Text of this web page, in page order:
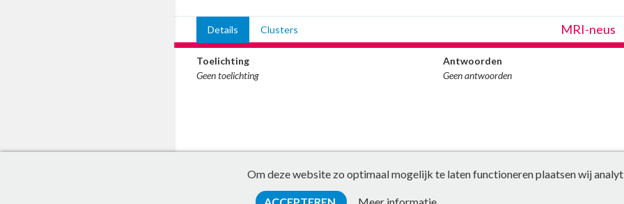
Details Clusters MRI-neus
Toelichting
Geen toelichting
Antwoorden
Geen antwoorden
Om deze website zo optimaal mogelijk te laten functioneren plaatsen wij